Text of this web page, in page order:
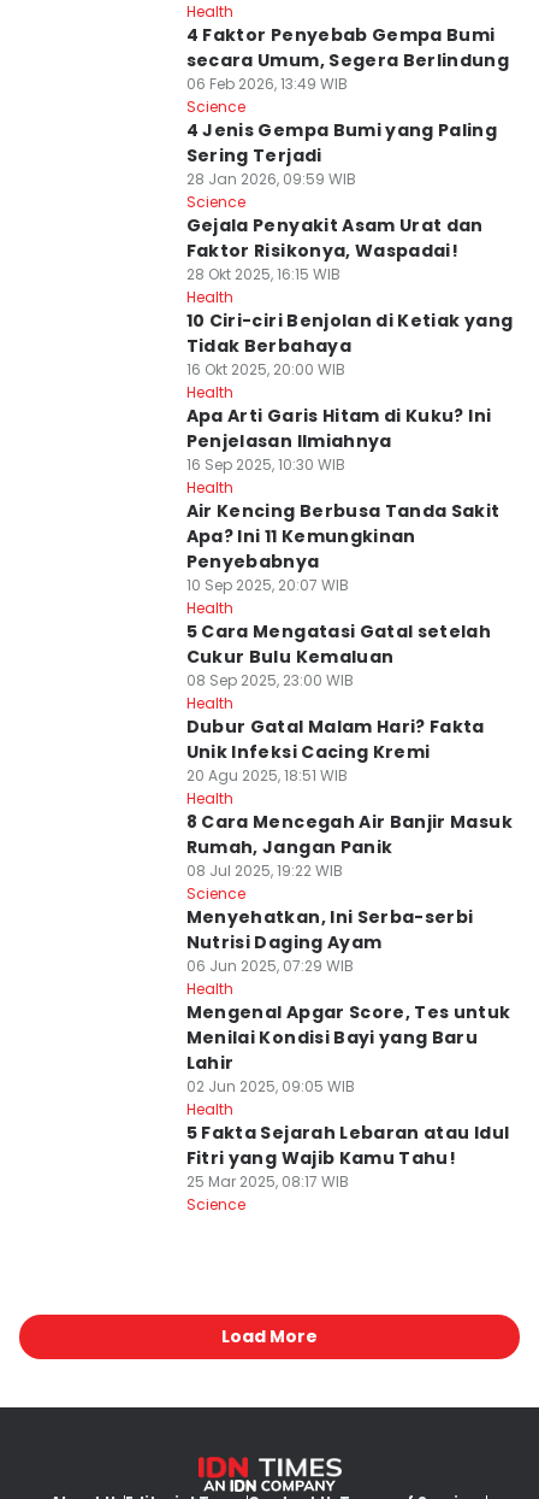
Health
4 Faktor Penyebab Gempa Bumi
secara Umum, Segera Berlindung
06 Feb 2026, 13:49 WIB
Science
4 Jenis Gempa Bumi yang Paling
Sering Terjadi
28 Jan 2026, 09:59 WIB
Science
Gejala Penyakit Asam Urat dan
Faktor Risikonya, Waspadai!
28 Okt 2025, 16:15 WIB
Health
10 Ciri-ciri Benjolan di Ketiak yang
Tidak Berbahaya
16 Okt 2025, 20:00 WIB
Health
Apa Arti Garis Hitam di Kuku? Ini
Penjelasan Ilmiahnya
16 Sep 2025, 10:30 WIB
Health
Air Kencing Berbusa Tanda Sakit
Apa? Ini 11 Kemungkinan
Penyebabnya
10 Sep 2025, 20:07 WIB
Health
5 Cara Mengatasi Gatal setelah
Cukur Bulu Kemaluan
08 Sep 2025, 23:00 WIB
Health
Dubur Gatal Malam Hari? Fakta
Unik Infeksi Cacing Kremi
20 Agu 2025, 18:51 WIB
Health
8 Cara Mencegah Air Banjir Masuk
Rumah, Jangan Panik
08 Jul 2025, 19:22 WIB
Science
Menyehatkan, Ini Serba-serbi
Nutrisi Daging Ayam
06 Jun 2025, 07:29 WIB
Health
Mengenal Apgar Score, Tes untuk
Menilai Kondisi Bayi yang Baru
Lahir
02 Jun 2025, 09:05 WIB
Health
5 Fakta Sejarah Lebaran atau Idul
Fitri yang Wajib Kamu Tahu!
25 Mar 2025, 08:17 WIB
Science
Load More